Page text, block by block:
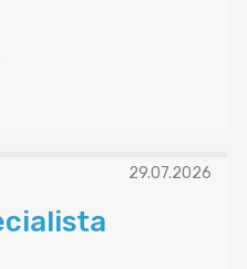
29.07.2026